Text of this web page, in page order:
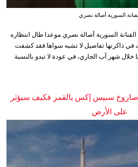
السورية أصالة نصري
السورية أصالة نصري موعدا طال انتظاره
في ذاكرتها تفاصيل لا تشبه سواها.فقد كشفت
خلال شهر آب الجاري، في عودة لا تبدو بالنسبة
سبيس إكس بالقمر فكيف سيؤثر
على الأرض